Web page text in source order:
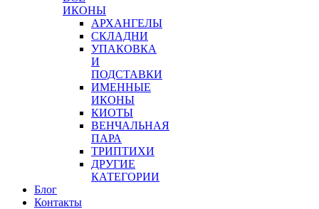
ИКОНЫ
АРХАНГЕЛЫ
СКЛАДНИ
УПАКОВКА
И
ПОДСТАВКИ
ИМЕННЫЕ
ИКОНЫ
КИОТЫ
ВЕНЧАЛЬНАЯ
ПАРА
ТРИПТИХИ
ДРУГИЕ
КАТЕГОРИИ
Блог
Контакты